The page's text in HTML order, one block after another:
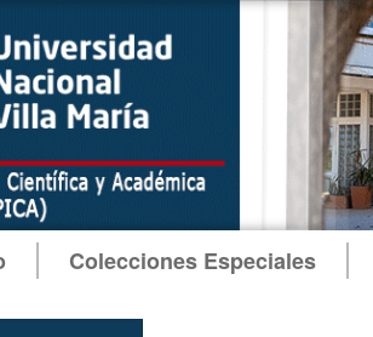
Colecciones Especiales